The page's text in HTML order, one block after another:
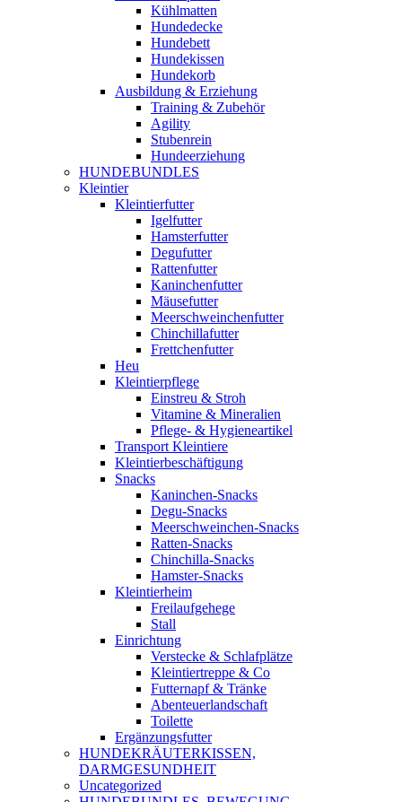
Kühlmatten
Hundedecke
Hundebett
Hundekissen
Hundekorb
Ausbildung & Erziehung
Training & Zubehör
Agility
Stubenrein
Hundeerziehung
HUNDEBUNDLES
Kleintier
Kleintierfutter
Igelfutter
Hamsterfutter
Degufutter
Rattenfutter
Kaninchenfutter
Mäusefutter
Meerschweinchenfutter
Chinchillafutter
Frettchenfutter
Heu
Kleintierpflege
Einstreu & Stroh
Vitamine & Mineralien
Pflege- & Hygieneartikel
Transport Kleintiere
Kleintierbeschäftigung
Snacks
Kaninchen-Snacks
Degu-Snacks
Meerschweinchen-Snacks
Ratten-Snacks
Chinchilla-Snacks
Hamster-Snacks
Kleintierheim
Freilaufgehege
Stall
Einrichtung
Verstecke & Schlafplätze
Kleintiertreppe & Co
Futternapf & Tränke
Abenteuerlandschaft
Toilette
Ergänzungsfutter
HUNDEKRÄUTERKISSEN,
DARMGESUNDHEIT
Uncategorized